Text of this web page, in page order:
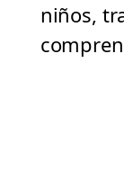
niños,